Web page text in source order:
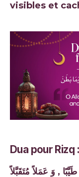
visibles et
Dua pour Rizq :
, وَ عَمَلاً مُتَقَبَّلاً